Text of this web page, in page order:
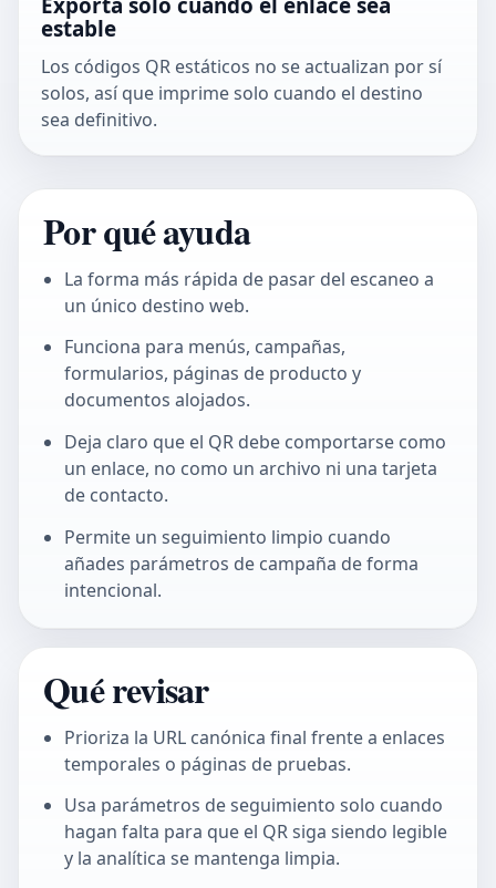
estable
Los códigos QR estáticos no se actualizan por sí
solos, así que imprime solo cuando el destino
sea definitivo.
Por qué ayuda
La forma más rápida de pasar del escaneo a
un único destino web.
Funciona para menús, campañas,
formularios, páginas de producto y
documentos alojados.
Deja claro que el QR debe comportarse como
un enlace, no como un archivo ni una tarjeta
de contacto.
Permite un seguimiento limpio cuando
añades parámetros de campaña de forma
intencional.
Qué revisar
Prioriza la URL canónica final frente a enlaces
temporales o páginas de pruebas.
Usa parámetros de seguimiento solo cuando
hagan falta para que el QR siga siendo legible
y la analítica se mantenga limpia.